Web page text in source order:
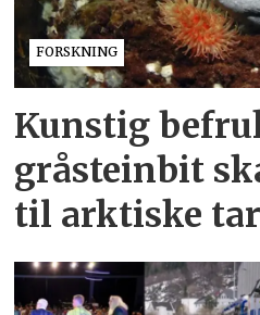
FORSKNING
Kunstig
gråsteinbit
til arktiske